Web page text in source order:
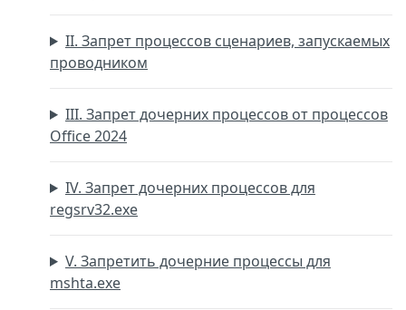
II. Запрет процессов сценариев, запускаемых
проводником
III. Запрет дочерних процессов от процессов
Office 2024
IV. Запрет дочерних процессов для
regsrv32.exe
V. Запретить дочерние процессы для
mshta.exe